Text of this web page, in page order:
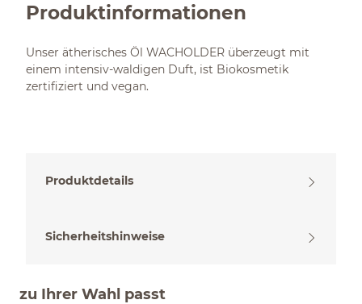
Produktinformationen
Unser ätherisches Öl WACHOLDER überzeugt mit
einem intensiv-waldigen Duft, ist Biokosmetik
zertifiziert und vegan.
Produktdetails
Sicherheitshinweise
zu Ihrer Wahl passt